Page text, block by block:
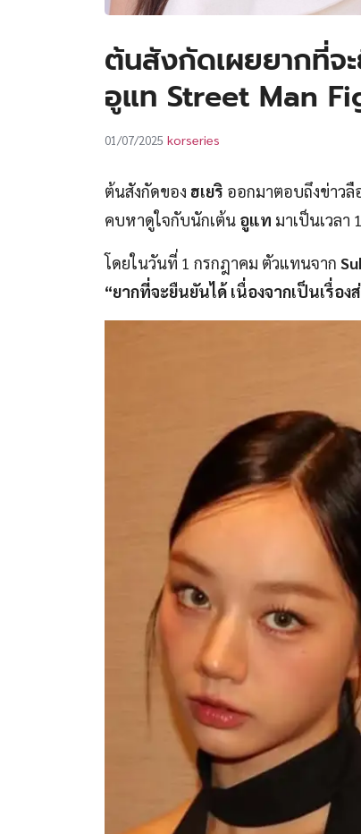
ต้นสังกัดเผยยากที่จ
อูแท Street Man
01/07/2025 korseries
ต้นสังกัดของ ฮเยริ ออกมาตอบถึงข่าวลื
คบหาดูใจกับนักเต้น อูแท มาเป็นเวลา
โดยในวันที่ 1 กรกฎาคม ตัวแทนจาก
“ยากที่จะยืนยันได้ เนื่องจากเป็นเรื่อ